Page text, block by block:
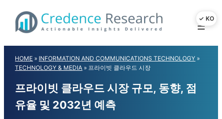
content
HOME » INFORMATION AND COMMUNICATIONS TECHNOLOGY »
TECHNOLOGY & MEDIA » 프라이빗 클라우드 시장
프라이빗 클라우드 시장 규모, 동향, 점
유율 및 2032년 예측